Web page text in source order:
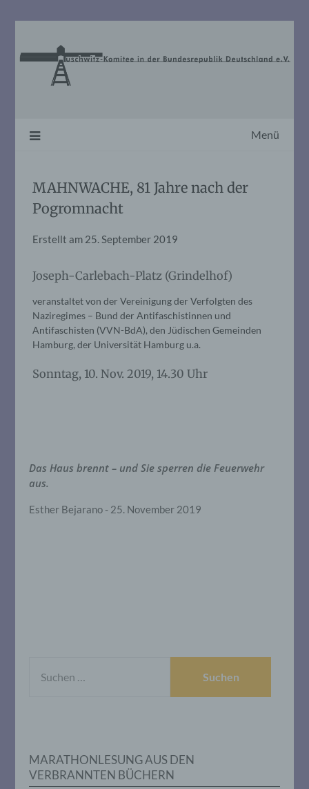
Menü
MAHNWACHE, 81 Jahre nach der
Pogromnacht
Erstellt am 25. September 2019
Joseph-Carlebach-Platz (Grindelhof)
veranstaltet von der Vereinigung der Verfolgten des
Naziregimes – Bund der Antifaschistinnen und
Antifaschisten (VVN-BdA), den Jüdischen Gemeinden
Hamburg, der Universität Hamburg u.a.
Sonntag, 10. Nov. 2019, 14.30 Uhr
Das Haus brennt – und Sie sperren die Feuerwehr
aus.
Esther Bejarano - 25. November 2019
NACH:
MARATHONLESUNG AUS DEN
VERBRANNTEN BÜCHERN